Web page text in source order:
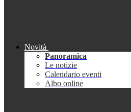
Novità
Panoramica
Le notizie
Calendario eventi
Albo online